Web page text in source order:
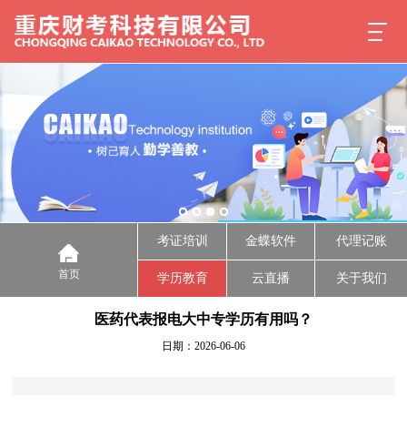
首页
考证培训 金蝶软件 代理记账
学历教育 云直播 关于我们
医药代表报电大中专学历有用吗？
日期：2026-06-06